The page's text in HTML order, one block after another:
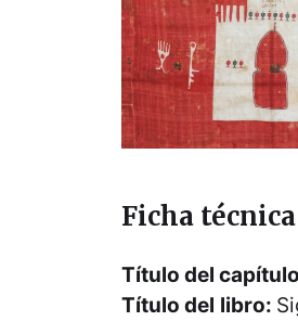
Ficha técnica
Título del
Título del libro: